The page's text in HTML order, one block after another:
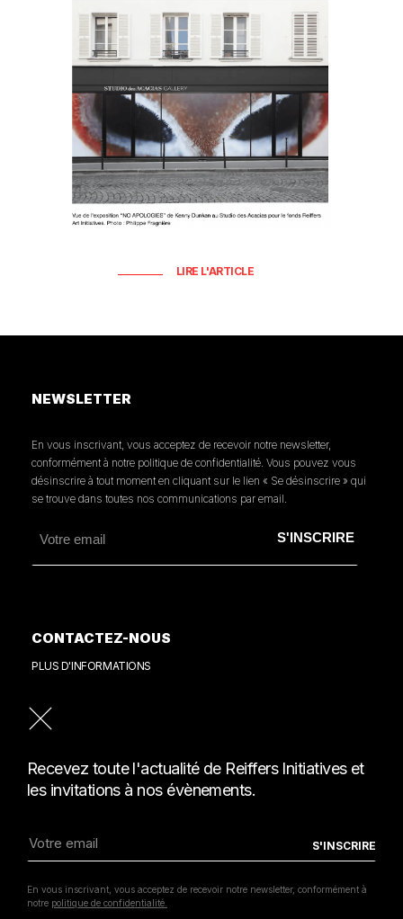
LIRE L'ARTICLE
Recevez toute l'actualité de Reiffers Initiatives et
les invitations à nos évènements.
En vous inscrivant, vous acceptez de recevoir notre newsletter, conformément à
notre politique de confidentialité.
NEWSLETTER
En vous inscrivant, vous acceptez de recevoir notre newsletter,
conformément à notre politique de confidentialité. Vous pouvez vous
désinscrire à tout moment en cliquant sur le lien « Se désinscrire » qui
se trouve dans toutes nos communications par email.
CONTACTEZ-NOUS
PLUS D'INFORMATIONS
PRESSE
2026 / POWERED BY